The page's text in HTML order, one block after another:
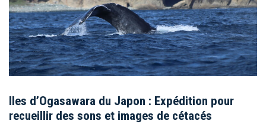
Iles d’Ogasawara du Japon : Expédition pour
recueillir des sons et images de cétacés